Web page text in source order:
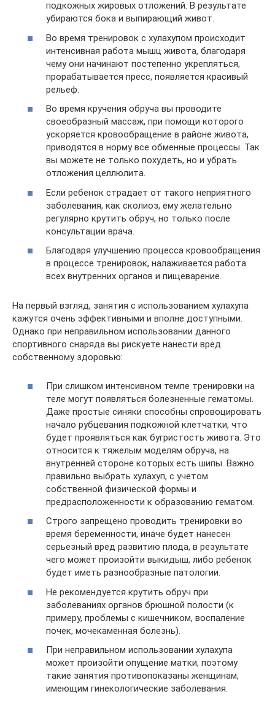
подкожных жировых отложений. В результате
убираются бока и выпирающий живот.
Во время тренировок с хулахупом происходит
интенсивная работа мышц живота, благодаря
чему они начинают постепенно укрепляться,
прорабатывается пресс, появляется красивый
рельеф.
Во время кручения обруча вы проводите
своеобразный массаж, при помощи которого
ускоряется кровообращение в районе живота,
приводятся в норму все обменные процессы. Так
вы можете не только похудеть, но и убрать
отложения целлюлита.
Если ребенок страдает от такого неприятного
заболевания, как сколиоз, ему желательно
регулярно крутить обруч, но только после
консультации врача.
Благодаря улучшению процесса кровообращения
в процессе тренировок, налаживается работа
всех внутренних органов и пищеварение.
На первый взгляд, занятия с использованием хулахупа
кажутся очень эффективными и вполне доступными.
Однако при неправильном использовании данного
спортивного снаряда вы рискуете нанести вред
собственному здоровью:
При слишком интенсивном темпе тренировки на
теле могут появляться болезненные гематомы.
Даже простые синяки способны спровоцировать
начало рубцевания подкожной клетчатки, что
будет проявляться как бугристость живота. Это
относится к тяжелым моделям обруча, на
внутренней стороне которых есть шипы. Важно
правильно выбрать хулахуп, с учетом
собственной физической формы и
предрасположенности к образованию гематом.
Строго запрещено проводить тренировки во
время беременности, иначе будет нанесен
серьезный вред развитию плода, в результате
чего может произойти выкидыш, либо ребенок
будет иметь разнообразные патологии.
Не рекомендуется крутить обруч при
заболеваниях органов брюшной полости (к
примеру, проблемы с кишечником, воспаление
почек, мочекаменная болезнь).
При неправильном использовании хулахупа
может произойти опущение матки, поэтому
такие занятия противопоказаны женщинам,
имеющим гинекологические заболевания.